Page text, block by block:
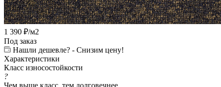
1 390 ₽/м2
Под заказ
Нашли дешевле? - Снизим цену!
Характеристики
Класс износостойкости
?
Чем выше класс, тем долговечнее